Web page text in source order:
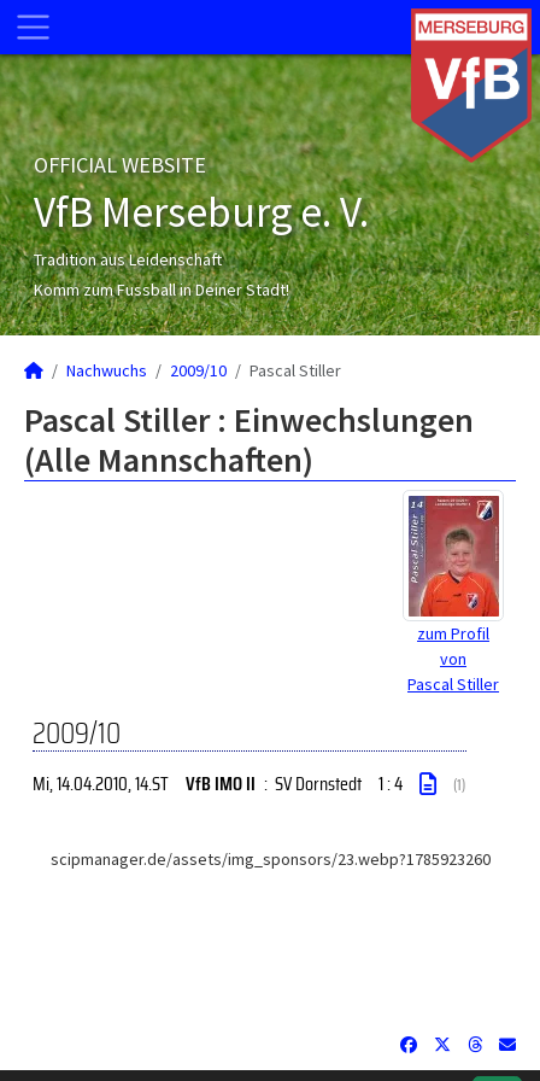
OFFICIAL WEBSITE
VfB Merseburg e. V.
Tradition aus Leidenschaft
Komm zum Fussball in Deiner Stadt!
Nachwuchs 2009/10 Pascal Stiller
Pascal Stiller : Einwechslungen
(Alle Mannschaften)
zum Profil
von
Pascal Stiller
2009/10
Mi, 14.04.2010, 14.ST VfB IMO II : SV Dornstedt 1 : 4 (1)
scipmanager.de/assets/img_sponsors/23.webp?1785923260